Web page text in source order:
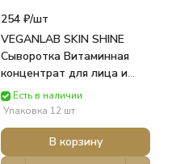
254 ₽/шт
VEGANLAB SKIN SHINE
Сыворотка Витаминная
концентрат для лица и
шеи 50 мл 50248 Стимул
Колор Косметик
Есть в наличии
Упаковка 12 шт
В корзину